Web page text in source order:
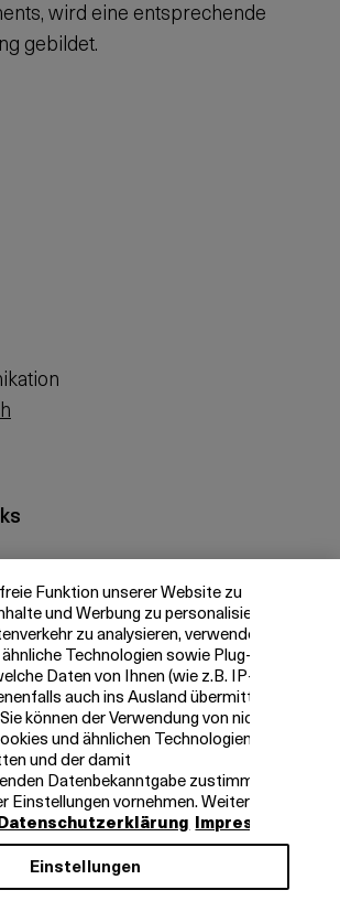
wird eine entsprechende
gebildet.
Funktion unserer Website zu
und Werbung zu personalisieren
zu analysieren, verwenden
Technologien sowie Plug-ins
Daten von Ihnen (wie z.B. IP-
auch ins Ausland übermittelt
können der Verwendung von nicht
und ähnlichen Technologien,
und der damit
Datenbekanntgabe zustimmen,
Einstellungen vornehmen. Weitere
Impressum
Einstellungen